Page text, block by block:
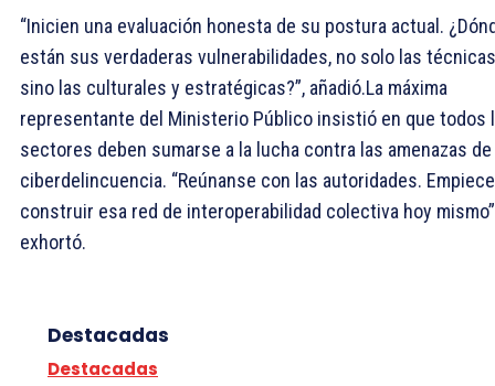
“Inicien una evaluación honesta de su postura actual.
están sus verdaderas vulnerabilidades, no solo las
sino las culturales y estratégicas?”, añadió.La máxima
representante del Ministerio Público insistió en que todos
sectores deben sumarse a la lucha contra las amenazas de
ciberdelincuencia. “Reúnanse con las autoridades.
construir esa red de interoperabilidad colectiva hoy
exhortó.
Destacadas
Destacadas